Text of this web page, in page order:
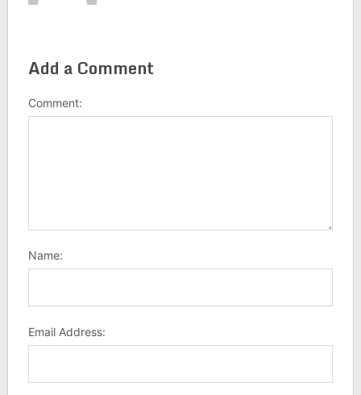
Add a Comment
Comment:
Name:
Email Address: